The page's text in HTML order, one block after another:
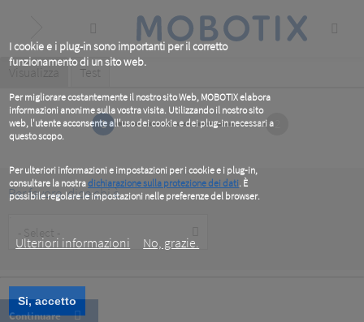
I cookie e i plug-in sono importanti per il corretto
funzionamento di un sito web.
Per migliorare costantemente il nostro sito Web, MOBOTIX elabora
informazioni anonime sulla vostra visita. Utilizzando il nostro sito
web, l'utente acconsente all'uso dei cookie e dei plug-in necessari a
questo scopo.
Per ulteriori informazioni e impostazioni per i cookie e i plug-in,
consultare la nostradichiarazione sulla protezione dei dati. È
possibile regolare le impostazioni nelle preferenze del browser.
Ulteriori informazioni
No, grazie.
Si, accetto
content
Primary
tabs
Visualizza (active
Test
1
Per favore, dice chi è
Type